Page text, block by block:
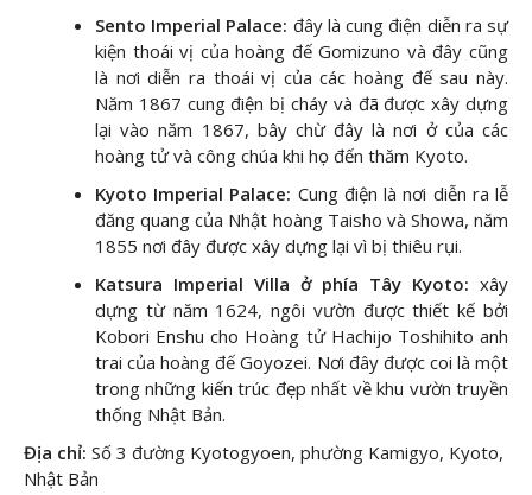
Sento Imperial Palace: đây là cung điện diễn ra sự
kiện thoái vị của hoàng đế Gomizuno và đây cũng
là nơi diễn ra thoái vị của các hoàng đế sau này.
Năm 1867 cung điện bị cháy và đã được xây dựng
lại vào năm 1867, bây chừ đây là nơi ở của các
hoàng tử và công chúa khi họ đến thăm Kyoto.
Kyoto Imperial Palace: Cung điện là nơi diễn ra lễ
đăng quang của Nhật hoàng Taisho và Showa, năm
1855 nơi đây được xây dựng lại vì bị thiêu rụi.
Katsura Imperial Villa ở phía Tây Kyoto: xây
dựng từ năm 1624, ngôi vườn được thiết kế bởi
Kobori Enshu cho Hoàng tử Hachijo Toshihito anh
trai của hoàng đế Goyozei. Nơi đây được coi là một
trong những kiến trúc đẹp nhất về khu vườn truyền
thống Nhật Bản.
Địa chỉ: Số 3 đường Kyotogyoen, phường Kamigyo, Kyoto,
Nhật Bản